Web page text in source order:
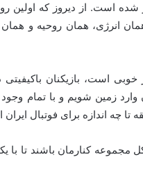
است. از دیروز که اولین
انرژی، همان روحیه و
است، بازیکنان باکیفیتی
زمین شویم و با تمام
چه اندازه برای فوتبال ایران
کنارمان باشند تا با